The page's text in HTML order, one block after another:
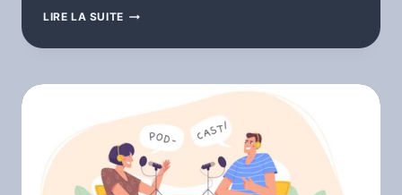
LIRE LA SUITE GALERIE
DES